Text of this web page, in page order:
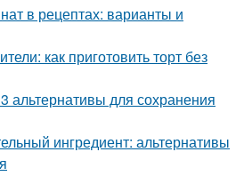
в рецептах: варианты и
как приготовить торт без
альтернативы для сохранения
ингредиент: альтернативы